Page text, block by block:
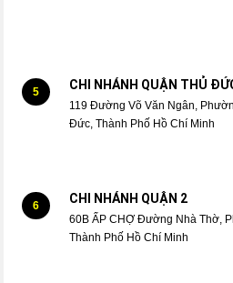
5 CHI NHÁNH QUẬN THỦ
119 Đường Võ Văn Ngân,
Đức, Thành Phố Hồ Chí Minh
6 CHI NHÁNH QUẬN 2
60B ẤP CHỢ Đường Nhà Thờ,
Thành Phố Hồ Chí Minh